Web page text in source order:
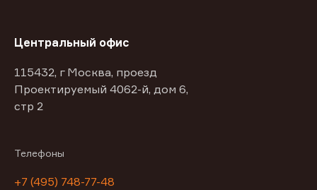
Центральный офис
115432, г Москва, проезд
Проектируемый 4062-й, дом 6,
стр 2
Телефоны
+7 (495) 748-77-48